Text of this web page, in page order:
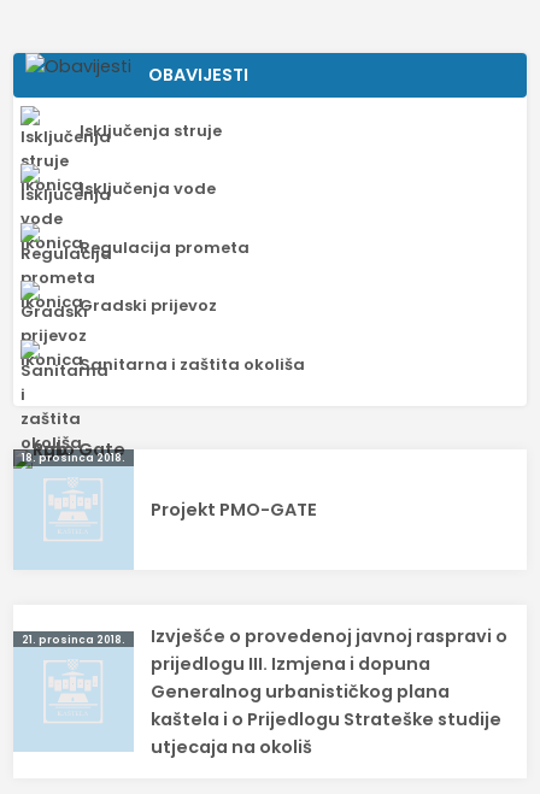
OBAVIJESTI
Isključenja struje
Isključenja vode
Regulacija prometa
Gradski prijevoz
Sanitarna i zaštita okoliša
Navigacija
objava
18. prosinca 2018.
Projekt PMO-GATE
21. prosinca 2018.
Izvješće o provedenoj javnoj raspravi o
prijedlogu III. Izmjena i dopuna
Generalnog urbanističkog plana
kaštela i o Prijedlogu Strateške studije
utjecaja na okoliš